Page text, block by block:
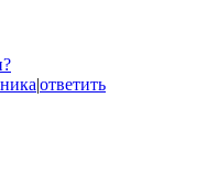
|ответить